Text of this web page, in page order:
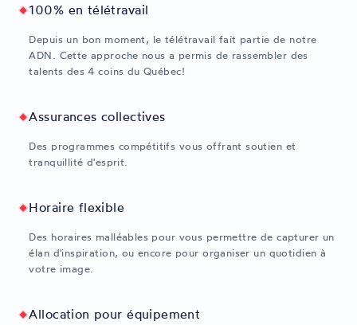
100% en télétravail
Depuis un bon moment, le télétravail fait partie de notre
ADN. Cette approche nous a permis de rassembler des
talents des 4 coins du Québec!
Assurances collectives
Des programmes compétitifs vous offrant soutien et
tranquillité d'esprit.
Horaire flexible
Des horaires malléables pour vous permettre de capturer un
élan d'inspiration, ou encore pour organiser un quotidien à
votre image.
Allocation pour équipement